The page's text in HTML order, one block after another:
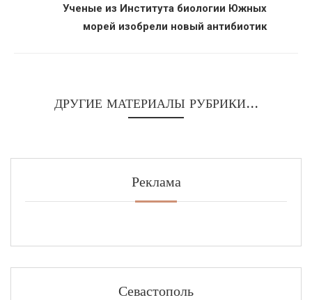
Ученые из Института биологии Южных
морей изобрели новый антибиотик
ДРУГИЕ МАТЕРИАЛЫ РУБРИКИ...
Реклама
Севастополь